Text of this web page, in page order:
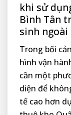
khi sử
Bình Tân
sinh
Trong bối
hình vận
cần một
diện để
tế cao hơn